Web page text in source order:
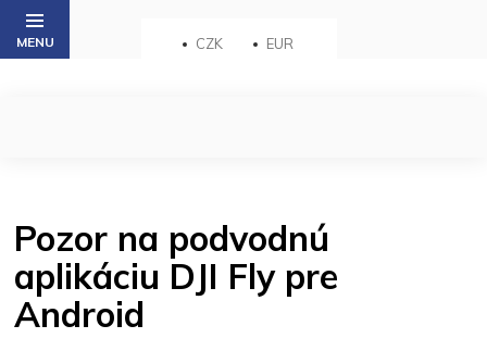
Přejít
obsah
CZK EUR
Pozor na podvodnú
aplikáciu DJI Fly pre
Android